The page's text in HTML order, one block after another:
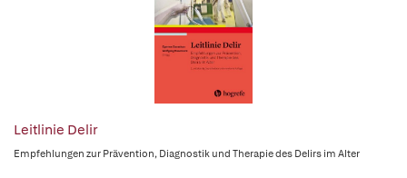
Leitlinie Delir
Empfehlungen zur Prävention, Diagnostik und Therapie des Delirs im Alter